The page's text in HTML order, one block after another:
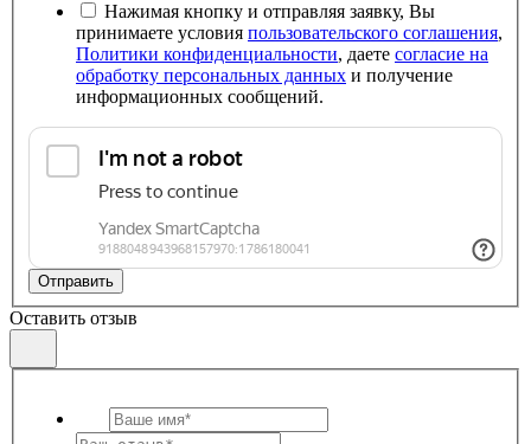
Нажимая кнопку и отправляя заявку, Вы
принимаете условия пользовательского соглашения,
Политики конфиденциальности, даете согласие на
обработку персональных данных и получение
информационных сообщений.
Отправить
Оставить отзыв